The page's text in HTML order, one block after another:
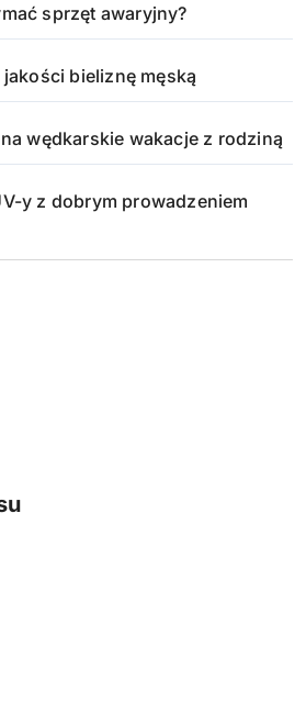
sprzęt awaryjny?
bieliznę męską
wędkarskie wakacje z rodziną
y z dobrym prowadzeniem